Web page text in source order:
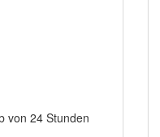
von 24 Stunden